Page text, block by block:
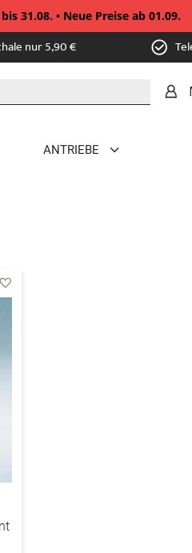
31.08. • Neue Preise ab 01.09.
nur 5,90 €
ANTRIEBE
addAuf